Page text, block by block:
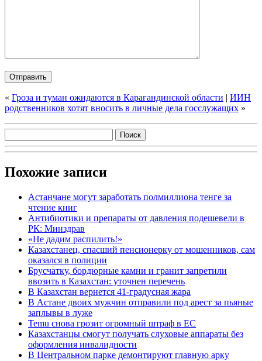
« Гроза и туман ожидаются в Карагандинской области | ИИН
родственников хотят вносить в личные дела госслужащих »
Похожие записи
Астанчане могут заработать полмиллиона тенге за
чтение книг
Антибиотики и препараты от давления подешевели в
РК: Минздрав
«Не дадим распилить!»
Казахстанец, спасший пенсионерку от мошенников, сам
оказался в полиции
Брусчатку, бордюрные камни и гранит запретили
ввозить в Казахстан: уточнен перечень
В Казахстан вернется 41-градусная жара
В Астане двоих мужчин отправили под арест за пьяные
заплывы в луже
Temu снова грозит огромный штраф в ЕС
Казахстанцы смогут получать слуховые аппараты без
оформления инвалидности
В Центральном парке демонтируют главную арку